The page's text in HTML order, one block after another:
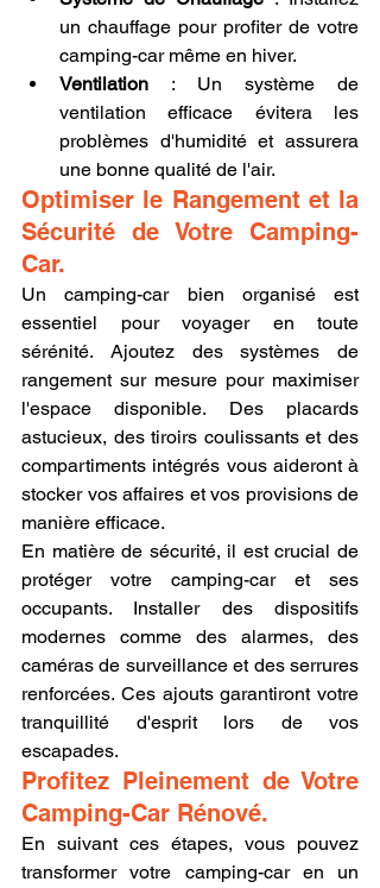
un chauffage pour profiter de votre
camping-car même en hiver.
Ventilation : Un système de
ventilation efficace évitera les
problèmes d'humidité et assurera
une bonne qualité de l'air.
Optimiser le Rangement et la
Sécurité de Votre Camping-
Car.
Un camping-car bien organisé est
essentiel pour voyager en toute
sérénité. Ajoutez des systèmes de
rangement sur mesure pour maximiser
l'espace disponible. Des placards
astucieux, des tiroirs coulissants et des
compartiments intégrés vous aideront à
stocker vos affaires et vos provisions de
manière efficace.
En matière de sécurité, il est crucial de
protéger votre camping-car et ses
occupants. Installer des dispositifs
modernes comme des alarmes, des
caméras de surveillance et des serrures
renforcées. Ces ajouts garantiront votre
tranquillité d'esprit lors de vos
escapades.
Profitez Pleinement de Votre
Camping-Car Rénové.
En suivant ces étapes, vous pouvez
transformer votre camping-car en un